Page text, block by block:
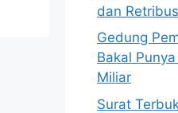
dan
Gedung
Bakal
Miliar
Surat